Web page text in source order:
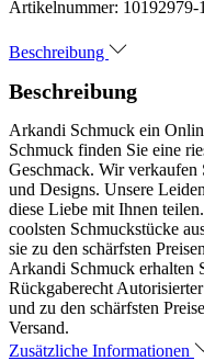
Artikelnummer: 10192979-
Beschreibung
Beschreibung
Arkandi Schmuck ein
Schmuck finden Sie eine
Geschmack. Wir
und Designs. Unsere
diese Liebe mit Ihnen
coolsten Schmuckstücke
sie zu den schärfsten
Arkandi Schmuck erhalten
Rückgaberecht
und zu den schärfsten
Versand.
Zusätzliche Informationen